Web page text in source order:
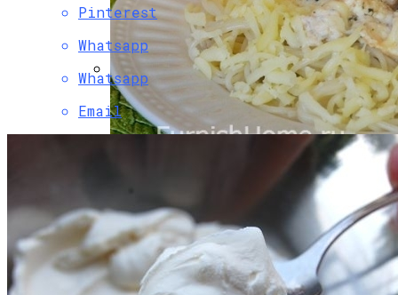
Разбираемся, Какие Виды Проклятий
Соседи Могут Применить К Вашему
Дому
Как Правильно Ухаживать За Женской
Лаковой Обувью
Паста С Семгой В Сливочном Соусе
Pinterest
Whatsapp
Whatsapp
Email